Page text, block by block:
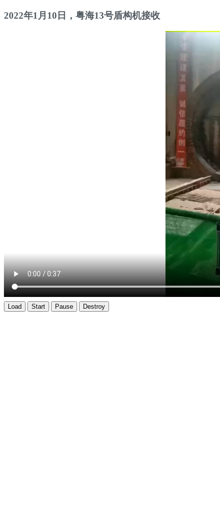
2022年1月10日，粤海13号盾构机接收
Load Start Pause Destroy